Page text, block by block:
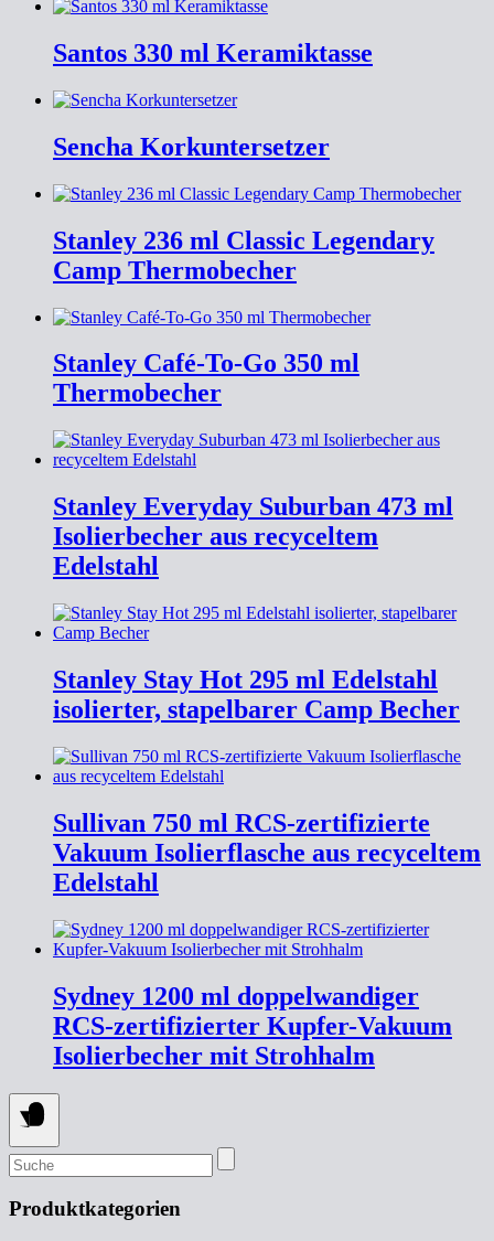
Santos 330 ml Keramiktasse
Sencha Korkuntersetzer
Stanley 236 ml Classic Legendary
Camp Thermobecher
Stanley Café-To-Go 350 ml
Thermobecher
Stanley Everyday Suburban 473 ml
Isolierbecher aus recyceltem
Edelstahl
Stanley Stay Hot 295 ml Edelstahl
isolierter, stapelbarer Camp Becher
Sullivan 750 ml RCS-zertifizierte
Vakuum Isolierflasche aus recyceltem
Edelstahl
Sydney 1200 ml doppelwandiger
RCS-zertifizierter Kupfer-Vakuum
Isolierbecher mit Strohhalm
SUCHEN
NACH:
Produktkategorien